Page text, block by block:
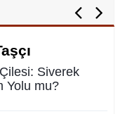
Siverek
Yolu mu?